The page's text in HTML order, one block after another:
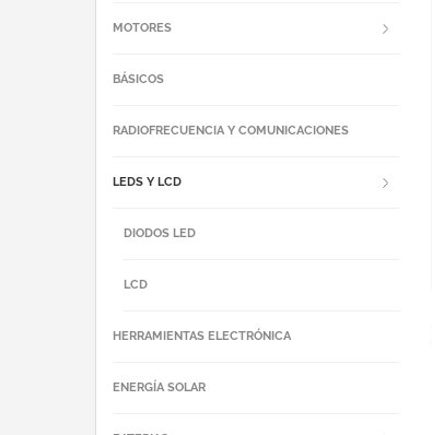
MOTORES
BÁSICOS
RADIOFRECUENCIA Y COMUNICACIONES
LEDS Y LCD
DIODOS LED
LCD
HERRAMIENTAS ELECTRÓNICA
ENERGÍA SOLAR